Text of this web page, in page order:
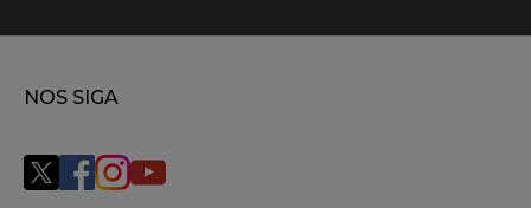
NOS SIGA